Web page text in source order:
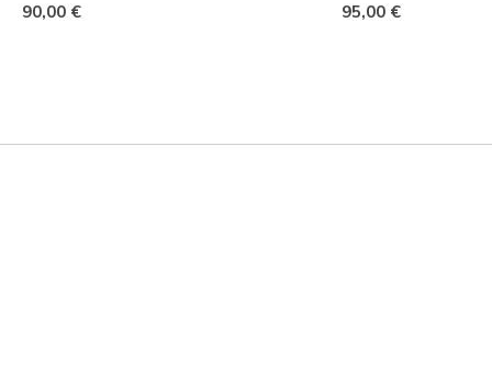
90,00 € 95,00 €